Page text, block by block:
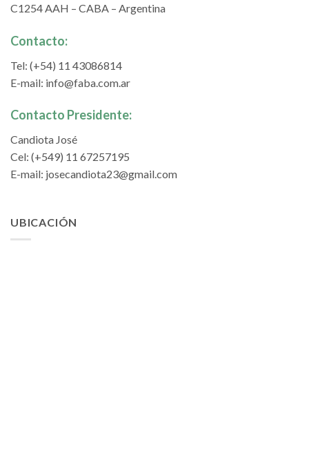
C1254 AAH – CABA – Argentina
Contacto:
Tel: (+54) 11 43086814
E-mail: info@faba.com.ar
Contacto Presidente:
Candiota José
Cel: (+549) 11 67257195
E-mail: josecandiota23@gmail.com
UBICACIÓN